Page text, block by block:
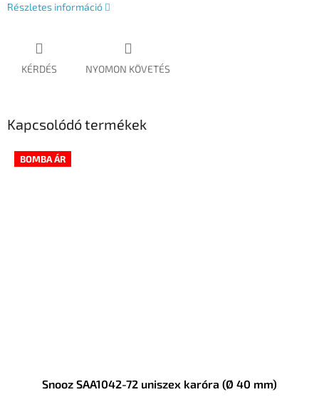
Részletes információ
KÉRDÉS NYOMON KÖVETÉS
Kapcsolódó termékek
BOMBA ÁR
Snooz SAA1042-72 uniszex karóra (Ø 40 mm)